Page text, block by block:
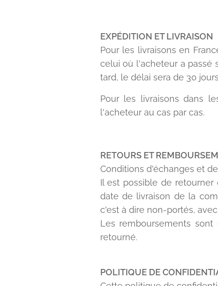
EXPÉDITION ET LIVRAISON
Pour les livraisons en
celui où l'acheteur a passé
tard, le délai sera de 30
Pour les livraisons dans
l'acheteur au cas par cas.
RETOURS ET
Conditions d'échanges et
Il est possible de
date de livraison de la
c'est à dire non-portés,
Les remboursements
retourné.
POLITIQUE DE